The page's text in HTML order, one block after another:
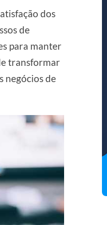
dos
de
para manter
transformar
negócios de